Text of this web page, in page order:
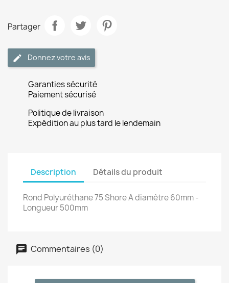
Partager
Donnez votre avis
Garanties sécurité
Paiement sécurisé
Politique de livraison
Expédition au plus tard le lendemain
Description Détails du produit
Rond Polyuréthane 75 Shore A diamètre 60mm -
Longueur 500mm
Commentaires (0)